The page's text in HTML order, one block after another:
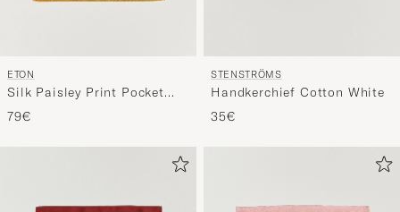
ETON
Silk Paisley Print Pocket
Square Yellow
79€
STENSTRÖMS
Handkerchief Cotton White
35€